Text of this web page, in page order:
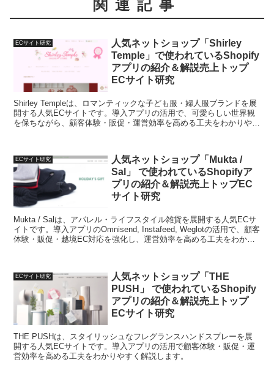
関連記事
ECサイト研究
人気ネットショップ「Shirley
Temple」で使われているShopify
アプリの紹介＆解説売上トップ
ECサイト研究
Shirley Templeは、ロマンティックな子ども服・婦人服ブランドを展
開する人気ECサイトです。導入アプリの活用で、可愛らしい世界観
を保ちながら、顧客体験・販促・運営効率を高める工夫をわかりやす
ECサイト研究
人気ネットショップ「Mukta /
Sal」 で使われているShopifyア
プリの紹介＆解説売上トップEC
サイト研究
Mukta / Salは、アパレル・ライフスタイル雑貨を展開する人気ECサ
イトです。導入アプリのOmnisend, Instafeed, Weglotの活用で、顧客
体験・販促・越境EC対応を強化し、運営効率を高める工夫をわかり
ECサイト研究
人気ネットショップ「THE
PUSH」 で使われているShopify
アプリの紹介＆解説売上トップ
ECサイト研究
THE PUSHは、スタイリッシュなフレグランスハンドスプレーを展
開する人気ECサイトです。導入アプリの活用で顧客体験・販促・運
営効率を高める工夫をわかりやすく解説します。